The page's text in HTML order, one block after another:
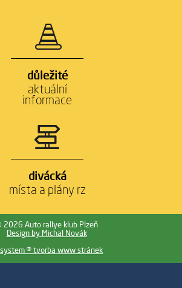
důležité
aktuální
informace
divácká
místa a plány rz
2026 Auto rallye klub Plzeň
Design by Michal Novák
® tvorba www stránek